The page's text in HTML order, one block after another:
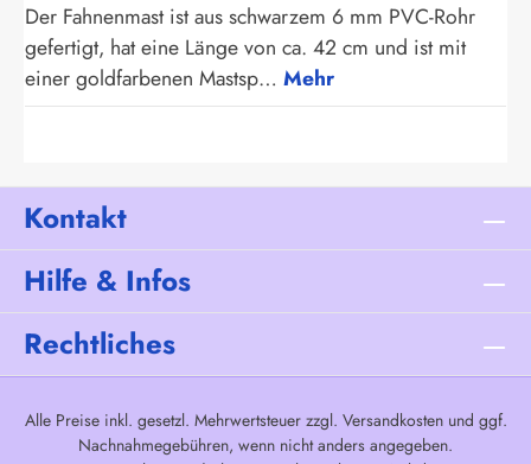
Der Fahnenmast ist aus schwarzem 6 mm PVC-Rohr
gefertigt, hat eine Länge von ca. 42 cm und ist mit
einer goldfarbenen Mastsp… Mehr
Kontakt
Hilfe & Infos
Rechtliches
Alle Preise inkl. gesetzl. Mehrwertsteuer zzgl. Versandkostenund ggf.
Nachnahmegebühren, wenn nicht anders angegeben.